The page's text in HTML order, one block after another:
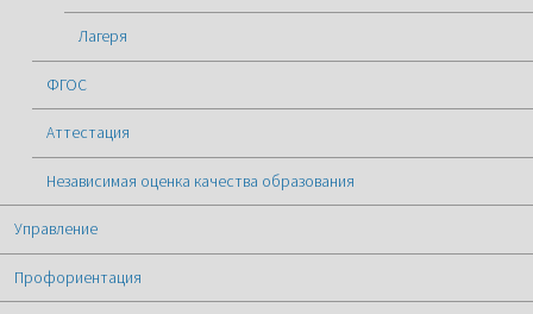
Лагеря
ФГОС
Аттестация
Независимая оценка качества образования
Управление
Профориентация